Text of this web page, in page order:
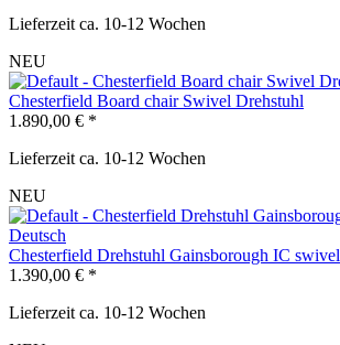
Lieferzeit ca. 10-12 Wochen
NEU
Chesterfield Board chair Swivel Drehstuhl
1.890,00 € *
Lieferzeit ca. 10-12 Wochen
NEU
Chesterfield Drehstuhl Gainsborough IC swivel
1.390,00 € *
Lieferzeit ca. 10-12 Wochen